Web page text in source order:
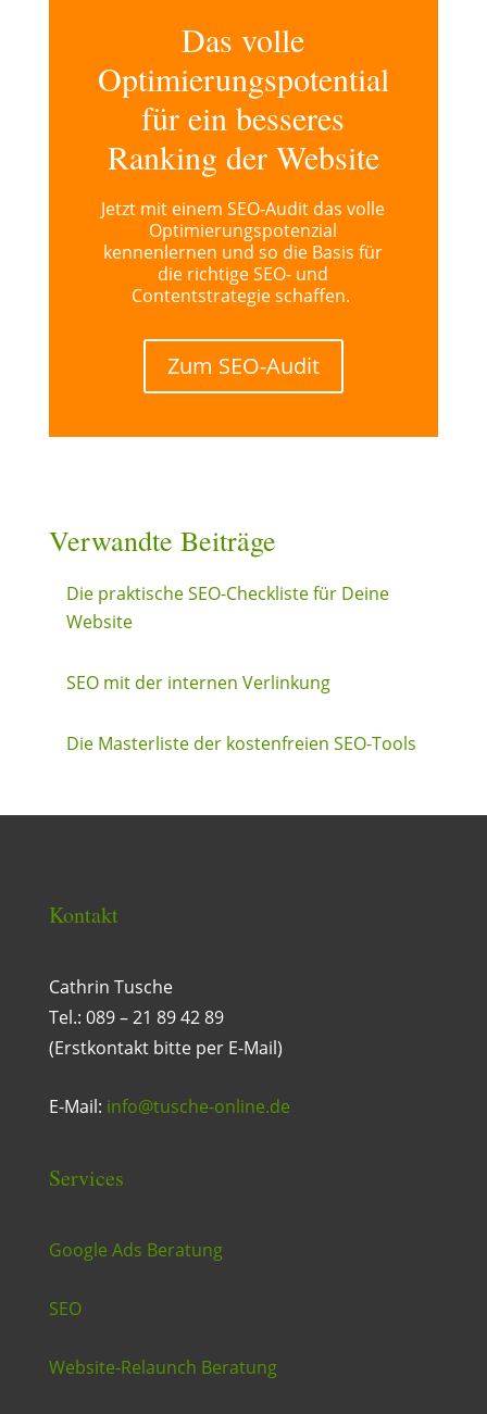
Das volle
Optimierungspotential
für ein besseres
Ranking der Website
Jetzt mit einem SEO-Audit das volle
Optimierungspotenzial
kennenlernen und so die Basis für
die richtige SEO- und
Contentstrategie schaffen.
Zum SEO-Audit
Verwandte Beiträge
Die praktische SEO-Checkliste für Deine
Website
SEO mit der internen Verlinkung
Die Masterliste der kostenfreien SEO-Tools
Kontakt
Cathrin Tusche
Tel.: 089 – 21 89 42 89
(Erstkontakt bitte per E-Mail)
E-Mail: info@tusche-online.de
Services
Google Ads Beratung
SEO
Website-Relaunch Beratung